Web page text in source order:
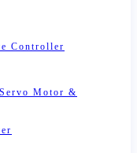
Controller
Motor &